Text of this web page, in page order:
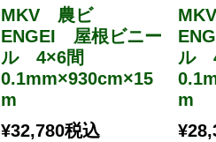
MKV 農ビ
ENGEI 屋根ビニー
ル 4×6間
0.1mm×930cm×15
m
¥32,780税込
ル
m
¥